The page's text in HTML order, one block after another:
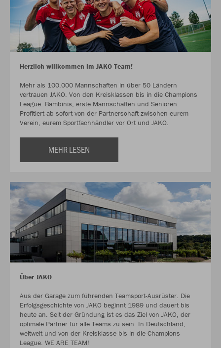
Herzlich willkommen im JAKO Team!
Mehr als 100.000 Mannschaften in über 50 Ländern
vertrauen JAKO. Von den Kreisklassen bis in die Champions
League. Bambinis, erste Mannschaften und Senioren.
Profitiert ab sofort von der Partnerschaft zwischen eurem
Verein, eurem Sportfachhändler vor Ort und JAKO.
MEHR LESEN
Über JAKO
Aus der Garage zum führenden Teamsport-Ausrüster. Die
Erfolgsgeschichte von JAKO beginnt 1989 und dauert bis
heute an. Seit der Gründung ist es das Ziel von JAKO, der
optimale Partner für alle Teams zu sein. In Deutschland,
weltweit und von der Kreisklasse bis in die Champions
League. WE ARE TEAM!